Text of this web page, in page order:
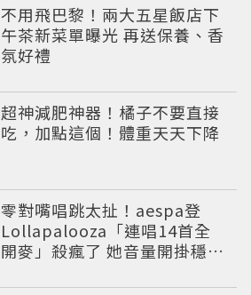
不用飛巴黎！兩大五星飯店下
午茶新菜單曝光 再送保養、香
氛好禮
超神減肥神器！橘子不要直接
吃，加點這個！體重天天下降
零對嘴唱跳太扯！aespa登
Lollapalooza「連唱14首全
開麥」殺瘋了 她音量開掛穩到